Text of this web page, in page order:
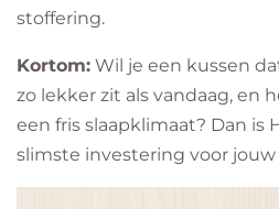
stoffering.
Kortom: Wil je een kussen
zo lekker zit als vandaag, en
een fris slaapklimaat? Dan is
slimste investering voor